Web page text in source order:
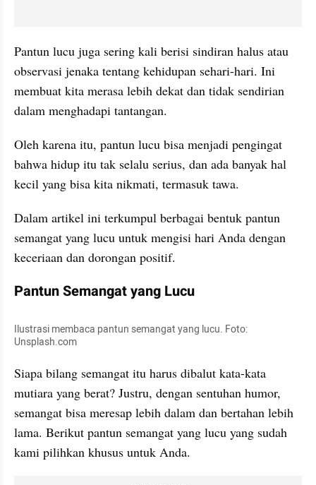
Pantun lucu juga sering kali berisi sindiran halus atau
observasi jenaka tentang kehidupan sehari-hari. Ini
membuat kita merasa lebih dekat dan tidak sendirian
dalam menghadapi tantangan.
Oleh karena itu, pantun lucu bisa menjadi pengingat
bahwa hidup itu tak selalu serius, dan ada banyak hal
kecil yang bisa kita nikmati, termasuk tawa.
Dalam artikel ini terkumpul berbagai bentuk pantun
semangat yang lucu untuk mengisi hari Anda dengan
keceriaan dan dorongan positif.
Pantun Semangat yang Lucu
Ilustrasi membaca pantun semangat yang lucu. Foto:
Unsplash.com
Siapa bilang semangat itu harus dibalut kata-kata
mutiara yang berat? Justru, dengan sentuhan humor,
semangat bisa meresap lebih dalam dan bertahan lebih
lama. Berikut pantun semangat yang lucu yang sudah
kami pilihkan khusus untuk Anda.